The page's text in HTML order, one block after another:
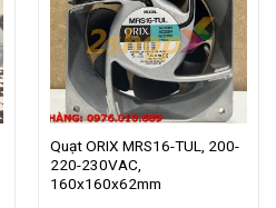
Quạt ORIX MRS16-TUL, 200-
220-230VAC,
160x160x62mm